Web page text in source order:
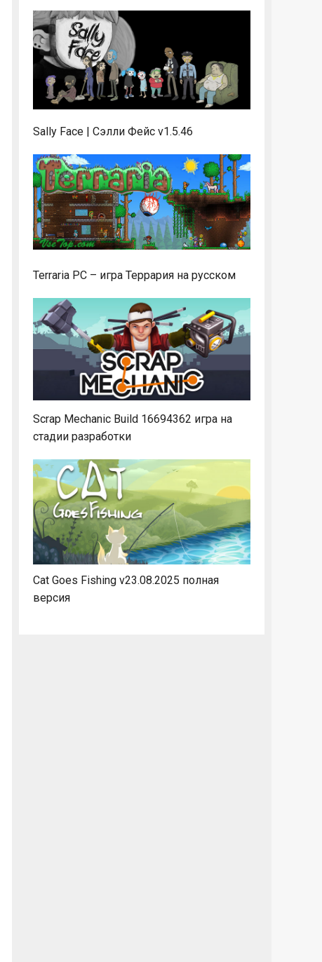
Sally Face | Сэлли Фейс v1.5.46
Terraria PC – игра Террария на русском
Scrap Mechanic Build 16694362 игра на
стадии разработки
Cat Goes Fishing v23.08.2025 полная
версия